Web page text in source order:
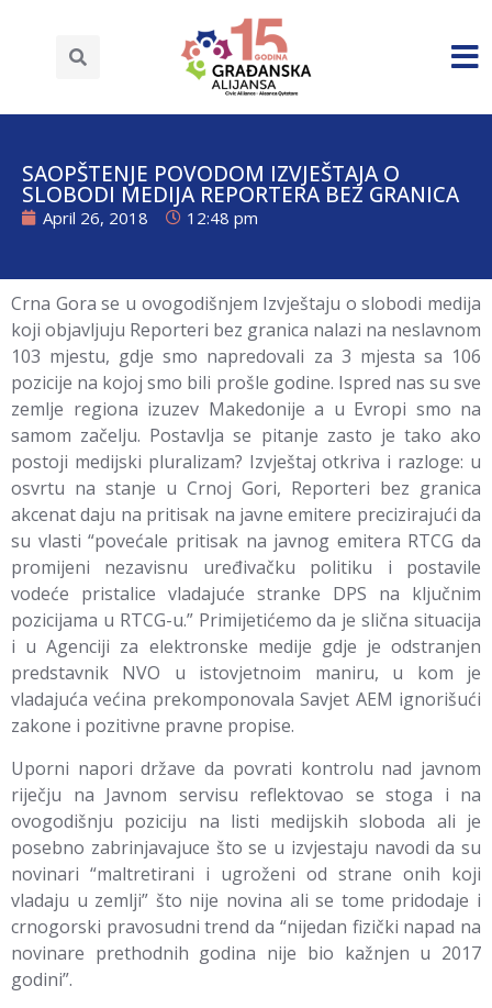
SAOPŠTENJE POVODOM IZVJEŠTAJA O
SLOBODI MEDIJA REPORTERA BEZ GRANICA
April 26, 2018 12:48 pm
Crna Gora se u ovogodišnjem Izvještaju o slobodi medija
koji objavljuju Reporteri bez granica nalazi na neslavnom
103 mjestu, gdje smo napredovali za 3 mjesta sa 106
pozicije na kojoj smo bili prošle godine. Ispred nas su sve
zemlje regiona izuzev Makedonije a u Evropi smo na
samom začelju. Postavlja se pitanje zasto je tako ako
postoji medijski pluralizam? Izvještaj otkriva i razloge: u
osvrtu na stanje u Crnoj Gori, Reporteri bez granica
akcenat daju na pritisak na javne emitere precizirajući da
su vlasti “povećale pritisak na javnog emitera RTCG da
promijeni nezavisnu uređivačku politiku i postavile
vodeće pristalice vladajuće stranke DPS na ključnim
pozicijama u RTCG-u.” Primijetićemo da je slična situacija
i u Agenciji za elektronske medije gdje je odstranjen
predstavnik NVO u istovjetnoim maniru, u kom je
vladajuća većina prekomponovala Savjet AEM ignorišući
zakone i pozitivne pravne propise.
Uporni napori države da povrati kontrolu nad javnom
riječju na Javnom servisu reflektovao se stoga i na
ovogodišnju poziciju na listi medijskih sloboda ali je
posebno zabrinjavajuce što se u izvjestaju navodi da su
novinari “maltretirani i ugroženi od strane onih koji
vladaju u zemlji” što nije novina ali se tome pridodaje i
crnogorski pravosudni trend da “nijedan fizički napad na
novinare prethodnih godina nije bio kažnjen u 2017
godini”.